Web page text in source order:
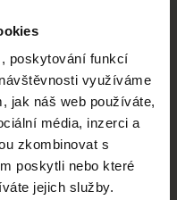
poskytování funkcí
využíváme
jak náš web používáte,
média, inzerci a
zkombinovat s
poskytli nebo které
jejich služby.
kino
filmy
7 klíčových evropských